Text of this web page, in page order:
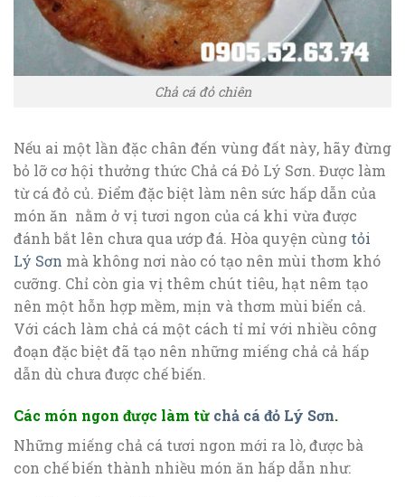
Chả cá đỏ chiên
Nếu ai một lần đặc chân đến vùng đất này, hãy đừng
bỏ lỡ cơ hội thưởng thức Chả cá Đỏ Lý Sơn. Được làm
từ cá đỏ củ. Điểm đặc biệt làm nên sức hấp dẫn của
món ăn nằm ở vị tươi ngon của cá khi vừa được
đánh bắt lên chưa qua ướp đá. Hòa quyện cùng tỏi
Lý Sơn mà không nơi nào có tạo nên mùi thơm khó
cưỡng. Chỉ còn gia vị thêm chút tiêu, hạt nêm tạo
nên một hỗn hợp mềm, mịn và thơm mùi biển cả.
Với cách làm chả cá một cách tỉ mỉ với nhiều công
đoạn đặc biệt đã tạo nên những miếng chả cả hấp
dẫn dù chưa được chế biến.
Các món ngon được làm từ chả cá đỏ Lý Sơn.
Những miếng chả cá tươi ngon mới ra lò, được bà
con chế biến thành nhiều món ăn hấp dẫn như: